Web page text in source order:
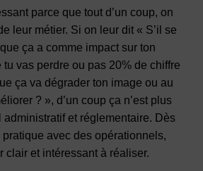
parce que tout d’un coup, on
leur métier. Si on leur dit « S’il se
ça a comme impact sur ton
vas perdre ou pas 20% de chiffre
ça va dégrader ton image ou au
? », d’un coup ça n’est plus
administratif et réglementaire. Dès
pratique avec des opérationnels,
clair et intéressant à réaliser.